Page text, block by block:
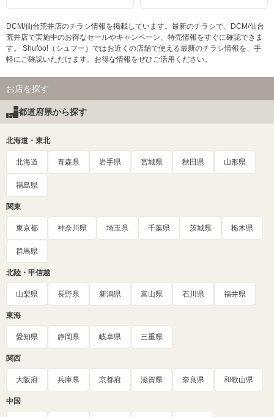
DCM/仙台荒井店のチラシ情報を掲載しています。最新のチラシで、DCM/仙台
荒井店で実施中のお得なセールやキャンペーン、特売情報をすぐに確認できま
す。 Shufoo!（シュフー）ではお近くの店舗で使える最新のチラシ情報を、手
軽にご確認いただけます。お得な情報をぜひご活用ください。
お店を探す
都道府県から探す
北海道・東北
北海道 青森県 岩手県 宮城県 秋田県 山形県
福島県
関東
東京都 神奈川県 埼玉県 千葉県 茨城県 栃木県
群馬県
北陸・甲信越
山梨県 長野県 新潟県 富山県 石川県 福井県
東海
愛知県 静岡県 岐阜県 三重県
関西
大阪府 兵庫県 京都府 滋賀県 奈良県 和歌山県
中国